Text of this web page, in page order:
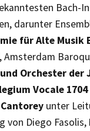
Bach-
darunter
für Alte Musik
Amsterdam
Orchester der
Vocale
unter
von Diego Fasolis,